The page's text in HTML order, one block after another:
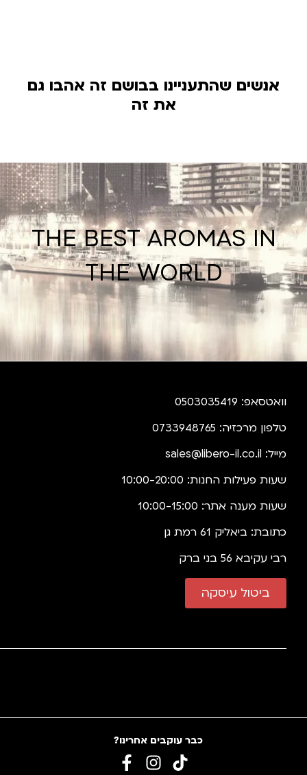
אנשים שהתעניינו בבושם זה אהבו גם
את זה
THE BEST AROMAS IN
THE WORLD
וואטסאפ: 0503035419
טלפון מרכזיה: 0733948765
מייל: sales@libero-il.co.il
שעות פעילות החנות: 10:00-20:00
שעות מענה אתר: 10:00-15:00
כתובת: ביאליק 61 רמת גן
רבי עקיבא 56 בני ברק
ביטול עיסקה
כבר עוקבים אחרינו?